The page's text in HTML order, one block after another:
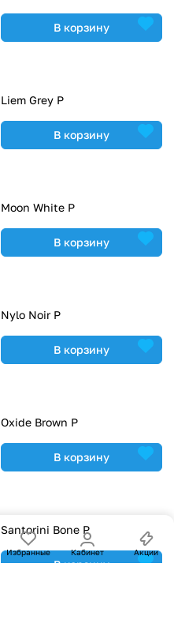
В корзину
Liem Grey P
В корзину
Moon White P
В корзину
Nylo Noir P
В корзину
Oxide Brown P
В корзину
Santorini Bone P
В корзину